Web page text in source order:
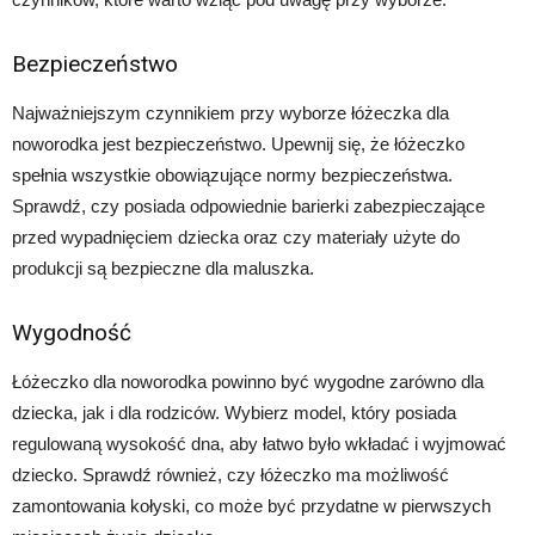
Bezpieczeństwo
Najważniejszym czynnikiem przy wyborze łóżeczka dla
noworodka jest bezpieczeństwo. Upewnij się, że łóżeczko
spełnia wszystkie obowiązujące normy bezpieczeństwa.
Sprawdź, czy posiada odpowiednie barierki zabezpieczające
przed wypadnięciem dziecka oraz czy materiały użyte do
produkcji są bezpieczne dla maluszka.
Wygodność
Łóżeczko dla noworodka powinno być wygodne zarówno dla
dziecka, jak i dla rodziców. Wybierz model, który posiada
regulowaną wysokość dna, aby łatwo było wkładać i wyjmować
dziecko. Sprawdź również, czy łóżeczko ma możliwość
zamontowania kołyski, co może być przydatne w pierwszych